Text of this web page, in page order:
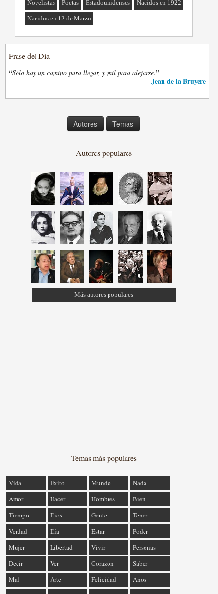
Novelistas Poetas Estadounidenses Nacidos en 1922
Nacidos en 12 de Marzo
Frase del Día
“Sólo hay un camino para llegar, y mil para alejarse.”
— Jean de la Bruyere
Autores Temas
Autores populares
Más autores populares
Temas más populares
Vida Éxito Mundo
Nada
Amor
Hacer Hombres
Bien
Tiempo
Dios Gente
Tener
Verdad
Día Estar
Poder
Mujer
Libertad Vivir
Personas
Decir
Ver Corazón
Saber
Mal
Arte Felicidad
Años